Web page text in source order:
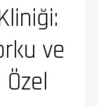
ve